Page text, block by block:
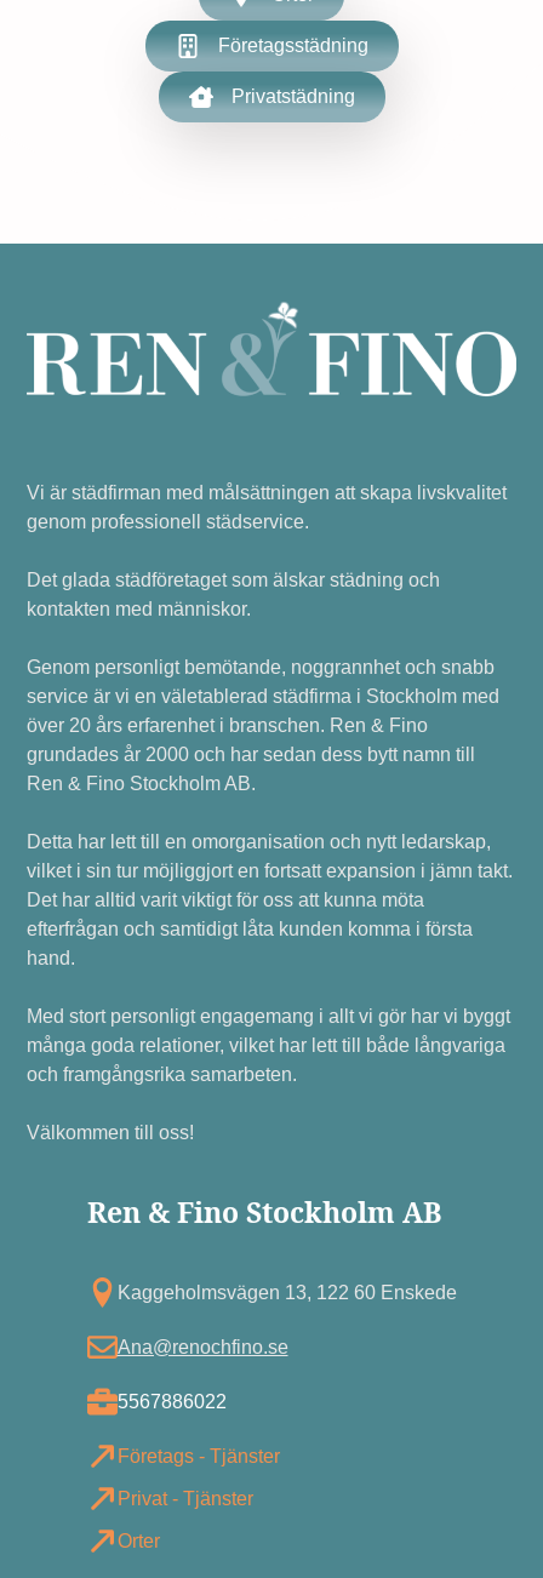
Företagsstädning
Privatstädning
Vi är städfirman med målsättningen att skapa livskvalitet
genom professionell städservice.
Det glada städföretaget som älskar städning och
kontakten med människor.
Genom personligt bemötande, noggrannhet och snabb
service är vi en väletablerad städfirma i Stockholm med
över 20 års erfarenhet i branschen. Ren & Fino
grundades år 2000 och har sedan dess bytt namn till
Ren & Fino Stockholm AB.
Detta har lett till en omorganisation och nytt ledarskap,
vilket i sin tur möjliggjort en fortsatt expansion i jämn takt.
Det har alltid varit viktigt för oss att kunna möta
efterfrågan och samtidigt låta kunden komma i första
hand.
Med stort personligt engagemang i allt vi gör har vi byggt
många goda relationer, vilket har lett till både långvariga
och framgångsrika samarbeten.
Välkommen till oss!
Ren & Fino Stockholm AB
Kagg eholmsvägen 13, 122 60 Enskede
Ana@renochfino.se
5567886022
Företags - Tjänster
Privat - Tjänster
Orter